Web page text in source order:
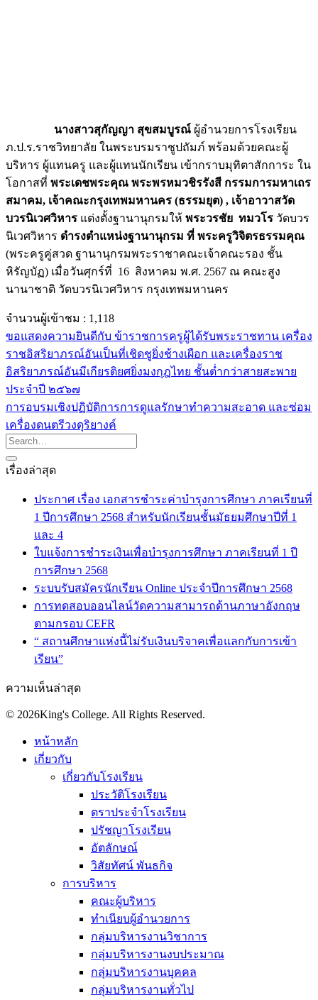
นางสาวสุกัญญา สุขสมบูรณ์ ผู้อำนวยการโรงเรียน
ภ.ป.ร.ราชวิทยาลัย ในพระบรมราชูปถัมภ์ พร้อมด้วยคณะผู้
บริหาร ผู้แทนครู และผู้แทนนักเรียน เข้ากราบมุทิตาสักการะ ใน
โอกาสที่ พระเดชพระคุณ พระพรหมวชิรรังสี กรรมการมหาเถร
สมาคม, เจ้าคณะกรุงเทพมหานคร (ธรรมยุต) , เจ้าอาวาสวัด
บวรนิเวศวิหาร แต่งตั้งฐานานุกรมให้ พระวรชัย ทมวโร วัดบวร
นิเวศวิหาร ดำรงตำแหน่งฐานานุกรม ที่ พระครูวิจิตรธรรมคุณ
(พระครูคู่สวด ฐานานุกรมพระราชาคณะเจ้าคณะรอง ชั้น
หิรัญบัฏ) เมื่อวันศุกร์ที่ 16 สิงหาคม พ.ศ. 2567 ณ คณะสูง
นานาชาติ วัดบวรนิเวศวิหาร กรุงเทพมหานคร
จำนวนผู้เข้าชม : 1,118
ขอแสดงความยินดีกับ ข้าราชการครูผู้ได้รับพระราชทาน เครื่อง
ราชอิสริยาภรณ์อันเป็นที่เชิดชูยิ่งช้างเผือก และเครื่องราช
อิสริยาภรณ์อันมีเกียรติยศยิ่งมงกุฎไทย ชั้นต่ำกว่าสายสะพาย
ประจำปี ๒๕๖๗
การอบรมเชิงปฏิบัติการการดูแลรักษาทำความสะอาด และซ่อม
เครื่องดนตรีวงดุริยางค์
เรื่องล่าสุด
ประกาศ เรื่อง เอกสารชำระค่าบำรุงการศึกษา ภาคเรียนที่
1 ปีการศึกษา 2568 สำหรับนักเรียนชั้นมัธยมศึกษาปีที่ 1
และ 4
ใบแจ้งการชำระเงินเพื่อบำรุงการศึกษา ภาคเรียนที่ 1 ปี
การศึกษา 2568
ระบบรับสมัครนักเรียน Online ประจำปีการศึกษา 2568
การทดสอบออนไลน์วัดความสามารถด้านภาษาอังกฤษ
ตามกรอบ CEFR
“ สถานศึกษาแห่งนี้ไม่รับเงินบริจาคเพื่อแลกกับการเข้า
เรียน”
ความเห็นล่าสุด
© 2026King's College. All Rights Reserved.
หน้าหลัก
เกี่ยวกับ
เกี่ยวกับโรงเรียน
ประวัติโรงเรียน
ตราประจำโรงเรียน
ปรัชญาโรงเรียน
อัตลักษณ์
วิสัยทัศน์ พันธกิจ
การบริหาร
คณะผู้บริหาร
ทำเนียบผู้อำนวยการ
กลุ่มบริหารงานวิชาการ
กลุ่มบริหารงานงบประมาณ
กลุ่มบริหารงานบุคคล
กลุ่มบริหารงานทั่วไป